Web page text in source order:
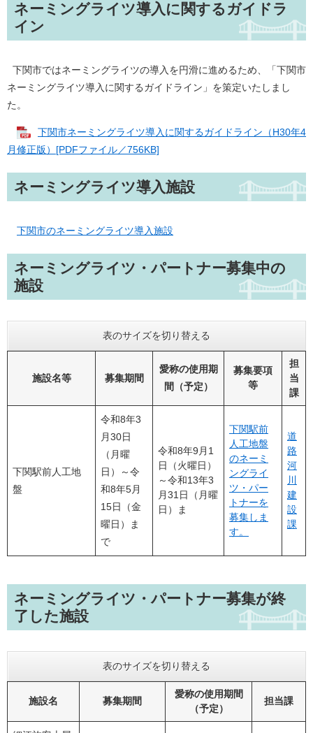
ネーミングライツ導入に関するガイドラ
イン
下関市ではネーミングライツの導入を円滑に進めるため、「下関市
ネーミングライツ導入に関するガイドライン」を策定いたしまし
た。
下関市ネーミングライツ導入に関するガイドライン（H30年4
月修正版）[PDFファイル／756KB]
ネーミングライツ導入施設
下関市のネーミングライツ導入施設
ネーミングライツ・パートナー募集中の
施設
表のサイズを切り替える
施設名等 募集期間
愛称の使用期
間（予定）
募集要項
等
担
当
課
下関駅前人工地
盤
令和8年3
月30日
（月曜
日）～令
和8年5月
15日（金
曜日）ま
で
令和8年9月1
日（火曜日）
～令和13年3
月31日（月曜
日）ま
下関駅前
人工地盤
のネーミ
ングライ
ツ・パー
トナーを
募集しま
す。
道
路
河
川
建
設
課
ネーミングライツ・パートナー募集が終
了した施設
表のサイズを切り替える
施設名 募集期間
愛称の使用期間
（予定）
担当課